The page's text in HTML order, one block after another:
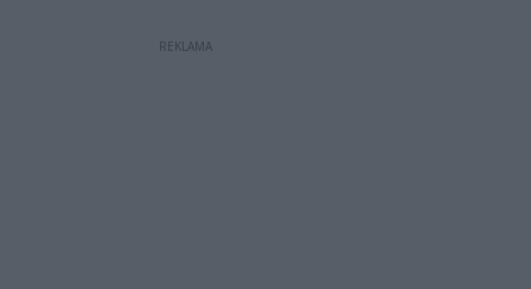
REKLAMA